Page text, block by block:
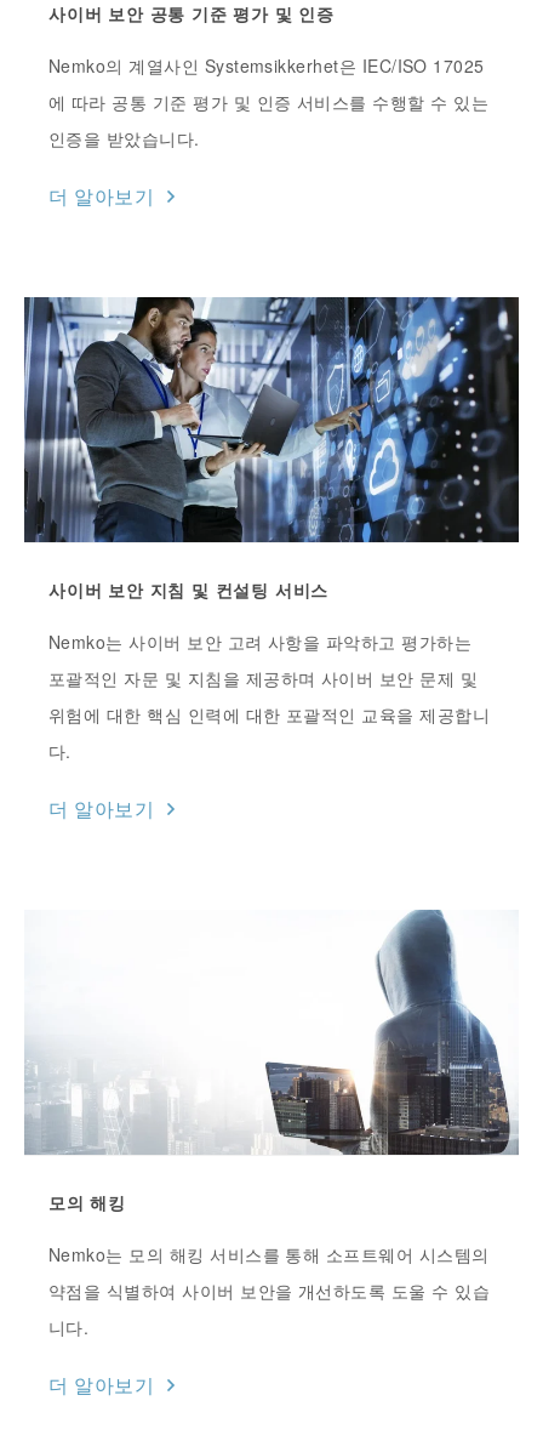
사이버 보안 공통 기준 평가 및 인증
Nemko의 계열사인 Systemsikkerhet은 IEC/ISO 17025
에 따라 공통 기준 평가 및 인증 서비스를 수행할 수 있는
인증을 받았습니다.
더 알아보기
사이버 보안 지침 및 컨설팅 서비스
Nemko는 사이버 보안 고려 사항을 파악하고 평가하는
포괄적인 자문 및 지침을 제공하며 사이버 보안 문제 및
위험에 대한 핵심 인력에 대한 포괄적인 교육을 제공합니
다.
더 알아보기
모의 해킹
Nemko는 모의 해킹 서비스를 통해 소프트웨어 시스템의
약점을 식별하여 사이버 보안을 개선하도록 도울 수 있습
니다.
더 알아보기